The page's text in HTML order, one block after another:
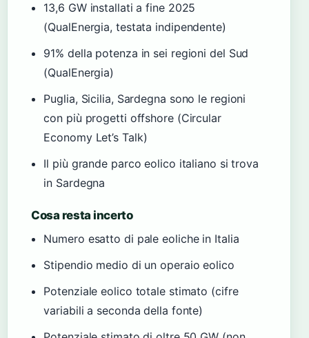
13,6 GW installati a fine 2025
(QualEnergia, testata indipendente)
91% della potenza in sei regioni del Sud
(QualEnergia)
Puglia, Sicilia, Sardegna sono le regioni
con più progetti offshore (Circular
Economy Let’s Talk)
Il più grande parco eolico italiano si trova
in Sardegna
Cosa resta incerto
Numero esatto di pale eoliche in Italia
Stipendio medio di un operaio eolico
Potenziale eolico totale stimato (cifre
variabili a seconda della fonte)